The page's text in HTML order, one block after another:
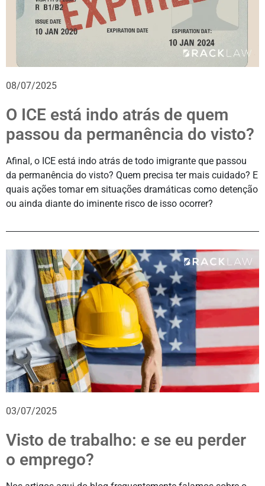
08/07/2025
O ICE está indo atrás de quem
passou da permanência do visto?
Afinal, o ICE está indo atrás de todo imigrante que passou
da permanência do visto? Quem precisa ter mais cuidado? E
quais ações tomar em situações dramáticas como detenção
ou ainda diante do iminente risco de isso ocorrer?
03/07/2025
Visto de trabalho: e se eu perder
o emprego?